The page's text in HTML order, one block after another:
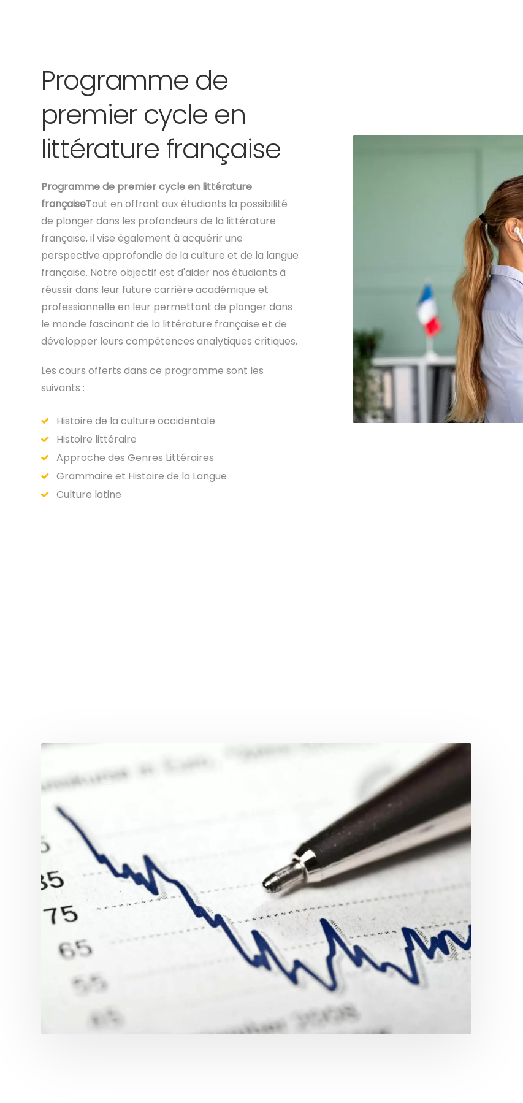
Programme de
premier cycle en
littérature française
Programme de premier cycle en littérature
françaiseTout en offrant aux étudiants la possibilité
de plonger dans les profondeurs de la littérature
française, il vise également à acquérir une
perspective approfondie de la culture et de la langue
française. Notre objectif est d'aider nos étudiants à
réussir dans leur future carrière académique et
professionnelle en leur permettant de plonger dans
le monde fascinant de la littérature française et de
développer leurs compétences analytiques critiques.
Les cours offerts dans ce programme sont les
suivants :
Histoire de la culture occidentale
Histoire littéraire
Approche des Genres Littéraires
Grammaire et Histoire de la Langue
Culture latine